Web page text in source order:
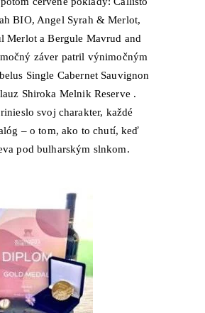
BIO,Angel Syrah & Merlot,
Merlot aBergule Mavrud and
záver patril výnimočným
Single Cabernet Sauvignon
Shiroka Melnik Reserve .
svoj charakter, každé
– o tom, ako to chutí, keď
pod bulharským slnkom.